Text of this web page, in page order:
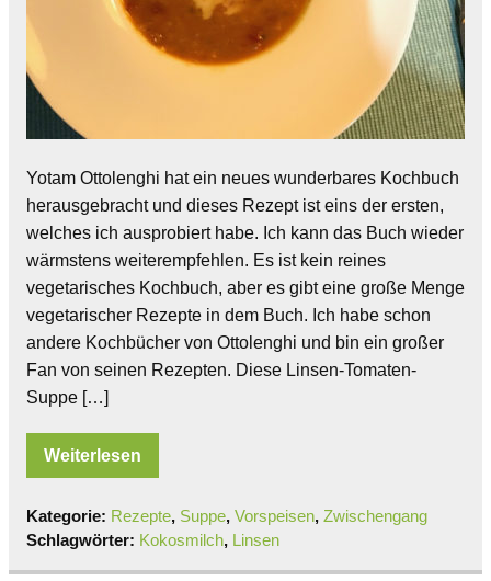
Yotam Ottolenghi hat ein neues wunderbares Kochbuch
herausgebracht und dieses Rezept ist eins der ersten,
welches ich ausprobiert habe. Ich kann das Buch wieder
wärmstens weiterempfehlen. Es ist kein reines
vegetarisches Kochbuch, aber es gibt eine große Menge
vegetarischer Rezepte in dem Buch. Ich habe schon
andere Kochbücher von Ottolenghi und bin ein großer
Fan von seinen Rezepten. Diese Linsen-Tomaten-
Suppe […]
Weiterlesen
Kategorie: Rezepte, Suppe, Vorspeisen, Zwischengang
Schlagwörter: Kokosmilch, Linsen